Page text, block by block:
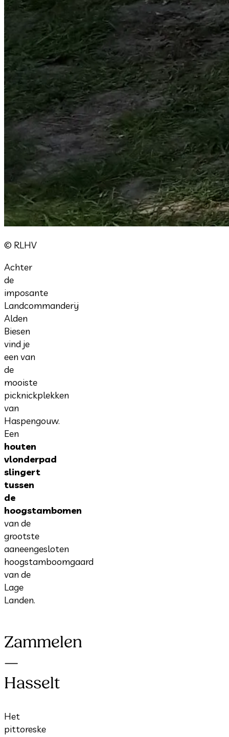
© RLHV
Achter
de
imposante
Landcommanderij
Alden
Biesen
vind je
een van
de
mooiste
picknickplekken
van
Haspengouw.
Een
houten
vlonderpad
slingert
tussen
de
hoogstambomen
van de
grootste
aaneengesloten
hoogstamboomgaard
van de
Lage
Landen.
Zammelen
—
Hasselt
Het
pittoreske